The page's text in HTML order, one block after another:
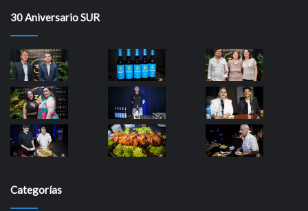
30 Aniversario SUR
Categorías